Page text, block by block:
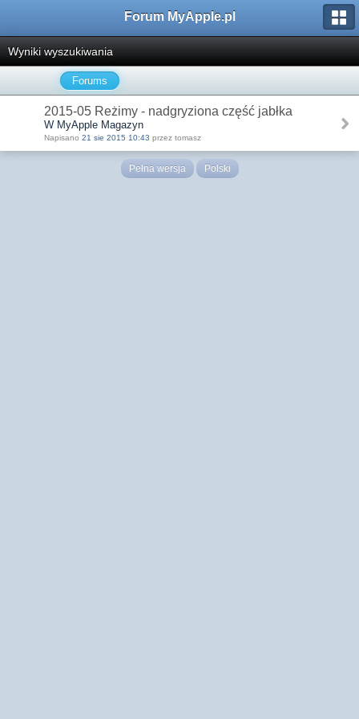
Forum MyApple.pl
Wyniki wyszukiwania
Forums
2015-05 Reżimy - nadgryziona część jabłka
W MyApple Magazyn
Napisano 21 sie 2015 10:43 przez tomasz
Pełna wersja Polski